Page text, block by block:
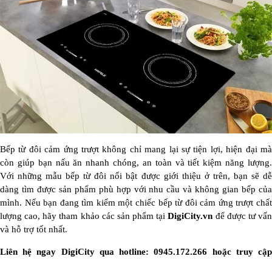
Bếp từ đôi cảm ứng trượt không chỉ mang lại sự tiện lợi, hiện đại mà
còn giúp bạn nấu ăn nhanh chóng, an toàn và tiết kiệm năng lượng.
Với những mẫu bếp từ đôi nổi bật được giới thiệu ở trên, bạn sẽ dễ
dàng tìm được sản phẩm phù hợp với nhu cầu và không gian bếp của
mình. Nếu bạn đang tìm kiếm một chiếc bếp từ đôi cảm ứng trượt chất
lượng cao, hãy tham khảo các sản phẩm tạiDigiCity.vn để được tư vấn
và hỗ trợ tốt nhất.
Liên hệ ngay DigiCity qua hotline: 0945.172.266 hoặc truy cập